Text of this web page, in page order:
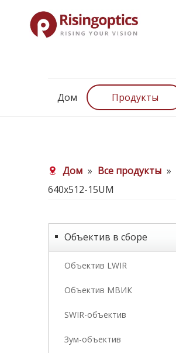
Дом Продукты
Дом » Все продукты »
640x512-15UM
Объектив в сборе
Объектив LWIR
Объектив МВИК
SWIR-объектив
Зум-объектив